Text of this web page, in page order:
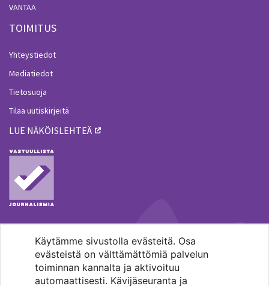
Käytämme sivustolla evästeitä. Osa
evästeistä on välttämättömiä palvelun
toiminnan kannalta ja aktivoituu
automaattisesti. Kävijäseuranta ja
VANTAA
TOIMITUS
Yhteystiedot
Mediatiedot
Tietosuoja
Tilaa uutiskirjeitä
LUE NÄKÖISLEHTEÄ
MENOHAKU